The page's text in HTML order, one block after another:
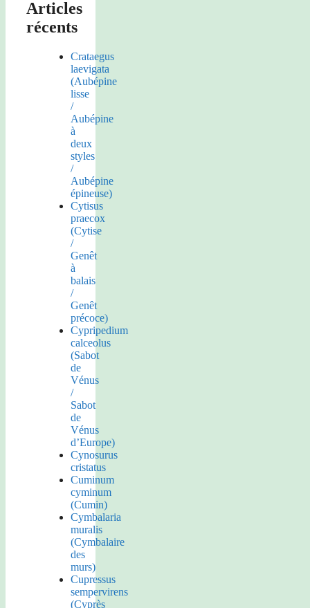
Articles
récents
Crataegus
laevigata
(Aubépine
lisse
/
Aubépine
à
deux
styles
/
Aubépine
épineuse)
Cytisus
praecox
(Cytise
/
Genêt
à
balais
/
Genêt
précoce)
Cypripedium
calceolus
(Sabot
de
Vénus
/
Sabot
de
Vénus
d’Europe)
Cynosurus
cristatus
Cuminum
cyminum
(Cumin)
Cymbalaria
muralis
(Cymbalaire
des
murs)
Cupressus
sempervirens
(Cyprès